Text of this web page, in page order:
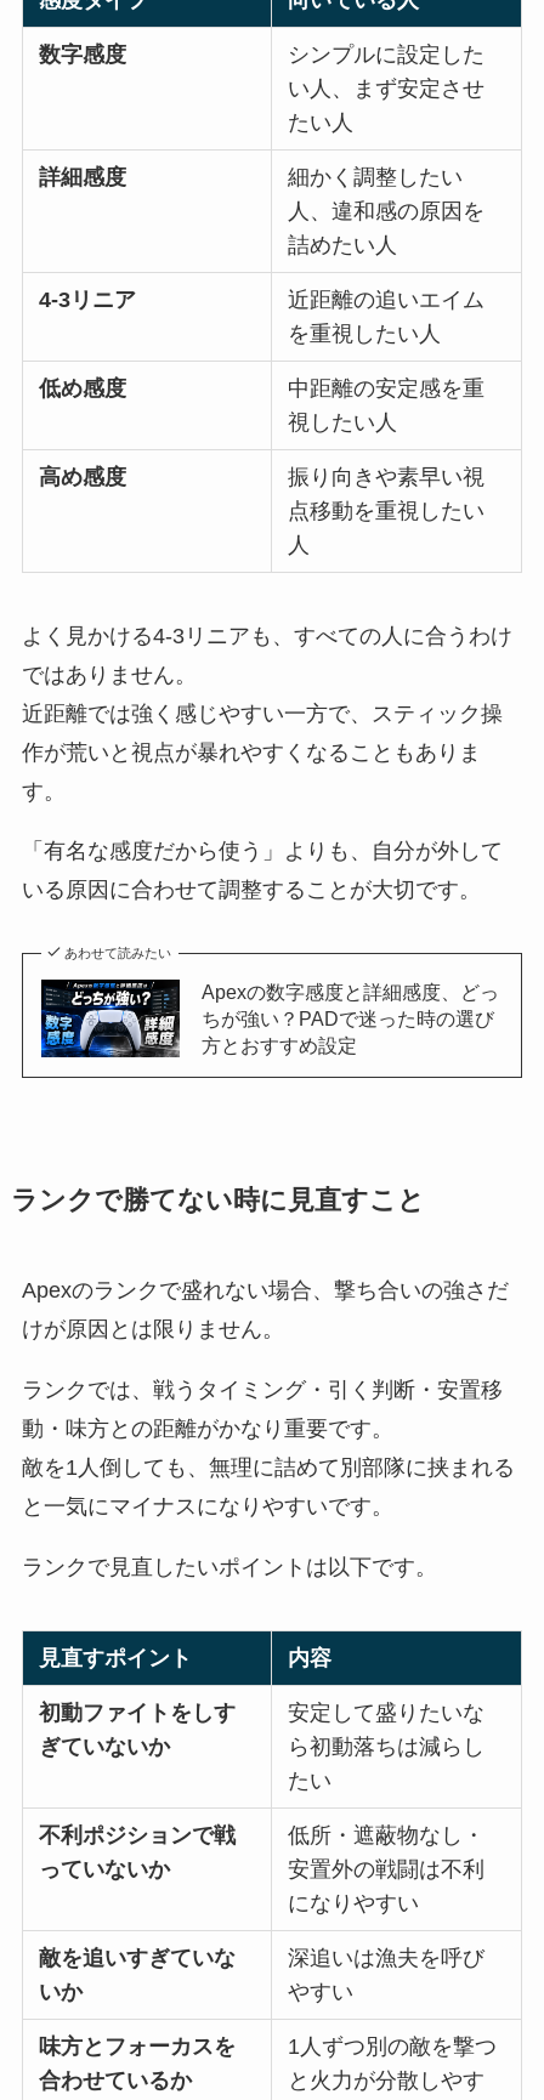
数字感度
シンプルに設定した
い人、まず安定させ
たい人
詳細感度
細かく調整したい
人、違和感の原因を
詰めたい人
4-3リニア
近距離の追いエイム
を重視したい人
低め感度
中距離の安定感を重
視したい人
高め感度
振り向きや素早い視
点移動を重視したい
人
よく見かける4-3リニアも、すべての人に合うわけ
ではありません。
近距離では強く感じやすい一方で、スティック操
作が荒いと視点が暴れやすくなることもありま
す。
「有名な感度だから使う」よりも、自分が外して
いる原因に合わせて調整することが大切です。
あわせて読みたい
Apexの数字感度と詳細感度、どっ
ちが強い？PADで迷った時の選び
方とおすすめ設定
ランクで勝てない時に見直すこと
Apexのランクで盛れない場合、撃ち合いの強さだ
けが原因とは限りません。
ランクでは、戦うタイミング・引く判断・安置移
動・味方との距離がかなり重要です。
敵を1人倒しても、無理に詰めて別部隊に挟まれる
と一気にマイナスになりやすいです。
ランクで見直したいポイントは以下です。
見直すポイント 内容
初動ファイトをしす
ぎていないか
安定して盛りたいな
ら初動落ちは減らし
たい
不利ポジションで戦
っていないか
低所・遮蔽物なし・
安置外の戦闘は不利
になりやすい
敵を追いすぎていな
いか
深追いは漁夫を呼び
やすい
味方とフォーカスを
合わせているか
1人ずつ別の敵を撃つ
と火力が分散しやす